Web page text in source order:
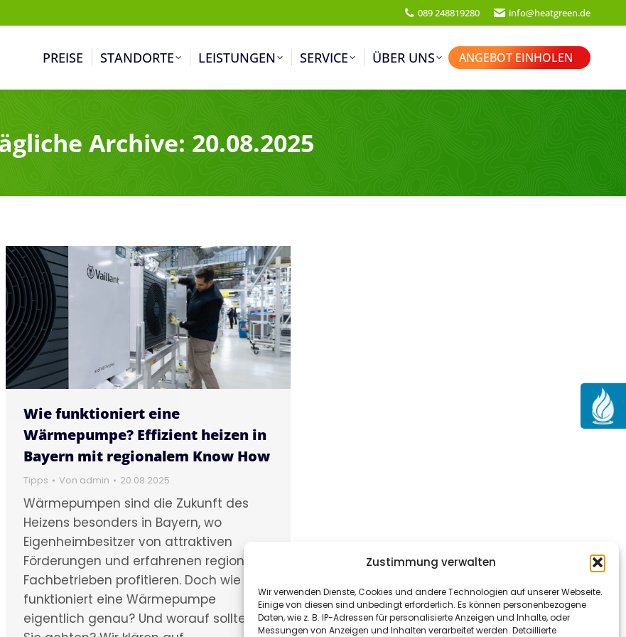
Zustimmung verwalten
Wir verwenden Dienste, Cookies und andere Technologien auf unserer Webseite.
Einige von diesen sind unbedingt erforderlich. Es können personenbezogene
Daten, wie z. B. IP-Adressen für personalisierte Anzeigen und Inhalte, oder
Messungen von Anzeigen und Inhalten verarbeitet werden. Detaillierte
089 248819280 info@heatgreen.de
PREISE STANDORTE LEISTUNGEN SERVICE ÜBER UNS ANGEBOT EINHOLEN
Archive: 20.08.2025
Wie funktioniert eine
Wärmepumpe? Effizient heizen in
Bayern mit regionalem Know How
Tipps Von admin 20.08.2025
Wärmepumpen sind die Zukunft des
Heizens besonders in Bayern, wo
Eigenheimbesitzer von attraktiven
Förderungen und erfahrenen regionalen
Fachbetrieben profitieren. Doch wie
funktioniert eine Wärmepumpe
eigentlich genau? Und worauf sollten